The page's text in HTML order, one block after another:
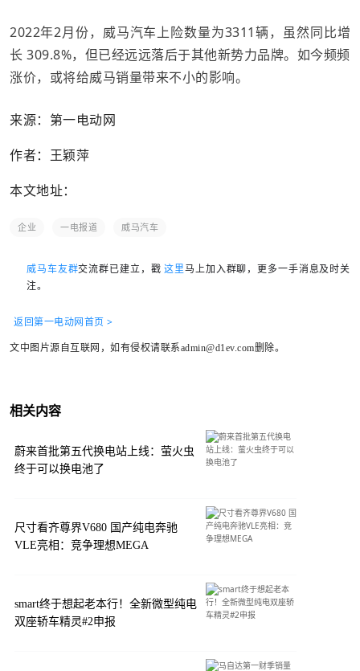
2022年2月份，威马汽车上险数量为3311辆，虽然同比增
长 309.8%，但已经远远落后于其他新势力品牌。如今频频
涨价，或将给威马销量带来不小的影响。
来源：第一电动网
作者：王颖萍
本文地址：
企业 一电报道 威马汽车
威马车友群交流群已建立，戳这里马上加入群聊，更多一手消息及时关
注。
返回第一电动网首页 >
文中图片源自互联网，如有侵权请联系admin@d1ev.com删除。
相关内容
蔚来首批第五代换电站上线：萤火虫
终于可以换电池了
尺寸看齐尊界V680 国产纯电奔驰
VLE亮相：竞争理想MEGA
smart终于想起老本行！全新微型纯电
双座轿车精灵#2申报